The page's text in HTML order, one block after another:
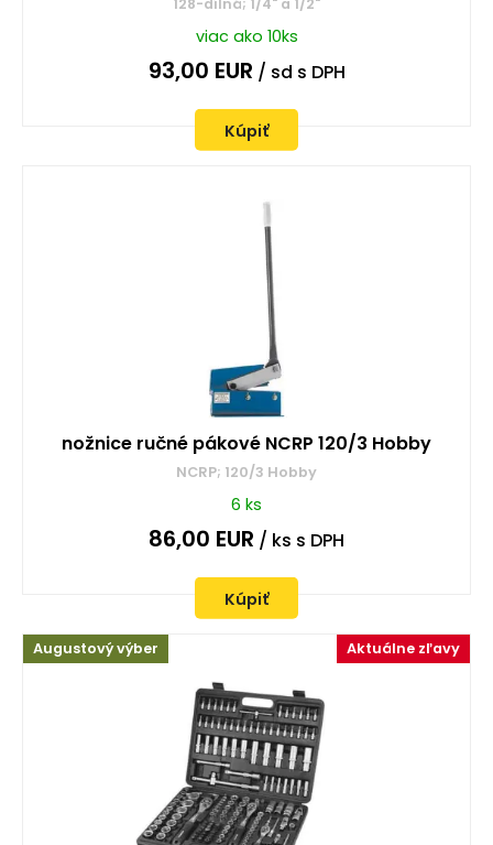
viac ako 10ks
93,00 EUR / sd s DPH
Kúpiť
nožnice ručné pákové NCRP 120/3 Hobby
NCRP; 120/3 Hobby
6 ks
86,00 EUR / ks s DPH
Kúpiť
Aktuálne zľavy
Augustový výber